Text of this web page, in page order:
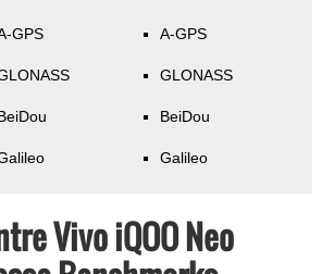
GPS A-GPS
GLONASS
BeiDou
Galileo
Vivo iQOO Neo